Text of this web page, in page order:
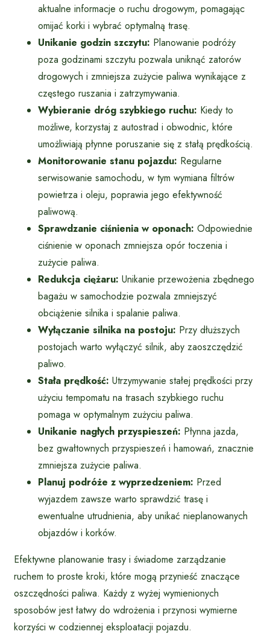
aktualne informacje o ruchu drogowym, pomagając
omijać korki i wybrać optymalną trasę.
Unikanie godzin szczytu: Planowanie podróży
poza godzinami szczytu pozwala uniknąć zatorów
drogowych i zmniejsza zużycie paliwa wynikające z
częstego ruszania i zatrzymywania.
Wybieranie dróg szybkiego ruchu: Kiedy to
możliwe, korzystaj z autostrad i obwodnic, które
umożliwiają płynne poruszanie się z stałą prędkością.
Monitorowanie stanu pojazdu: Regularne
serwisowanie samochodu, w tym wymiana filtrów
powietrza i oleju, poprawia jego efektywność
paliwową.
Sprawdzanie ciśnienia w oponach: Odpowiednie
ciśnienie w oponach zmniejsza opór toczenia i
zużycie paliwa.
Redukcja ciężaru: Unikanie przewożenia zbędnego
bagażu w samochodzie pozwala zmniejszyć
obciążenie silnika i spalanie paliwa.
Wyłączanie silnika na postoju: Przy dłuższych
postojach warto wyłączyć silnik, aby zaoszczędzić
paliwo.
Stała prędkość: Utrzymywanie stałej prędkości przy
użyciu tempomatu na trasach szybkiego ruchu
pomaga w optymalnym zużyciu paliwa.
Unikanie nagłych przyspieszeń: Płynna jazda,
bez gwałtownych przyspieszeń i hamowań, znacznie
zmniejsza zużycie paliwa.
Planuj podróże z wyprzedzeniem: Przed
wyjazdem zawsze warto sprawdzić trasę i
ewentualne utrudnienia, aby unikać nieplanowanych
objazdów i korków.
Efektywne planowanie trasy i świadome zarządzanie
ruchem to proste kroki, które mogą przynieść znaczące
oszczędności paliwa. Każdy z wyżej wymienionych
sposobów jest łatwy do wdrożenia i przynosi wymierne
korzyści w codziennej eksploatacji pojazdu.